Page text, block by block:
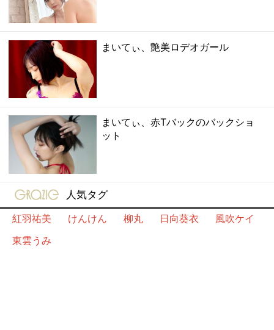
まいてぃ、艶美ロデオガール
まいてぃ、赤Tバックのバックショ
ット
gravure-grazie
人気タグ
紅羽祐美
けんけん 柳丸 日向葵衣
風吹ケイ
東雲うみ